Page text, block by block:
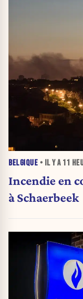
BELGIQUE • IL Y A 11
Incendie en
à Schaerbeek